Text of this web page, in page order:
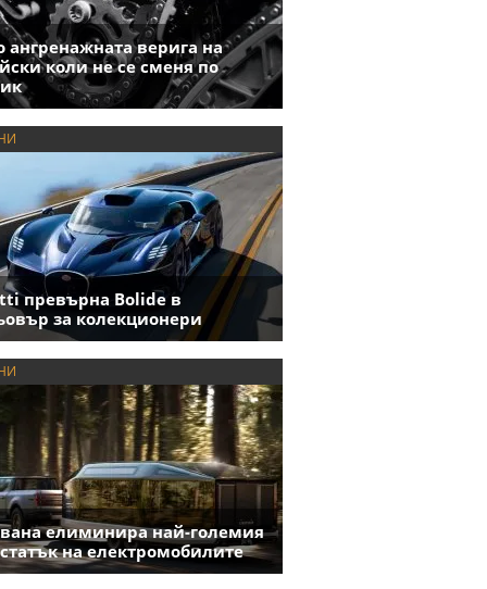
ангренажната верига на
коли не се сменя по
превърна Bolide в
за колекционери
елиминира най-големия
на електромобилите